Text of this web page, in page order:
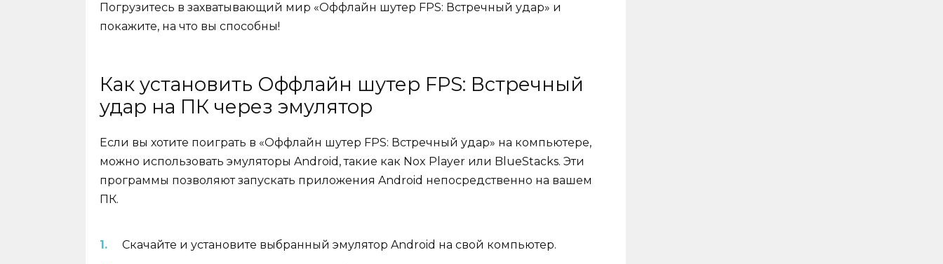
Погрузитесь в захватывающий мир «Оффлайн шутер FPS: Встречный удар» и
покажите, на что вы способны!
Как установить Оффлайн шутер FPS: Встречный
удар на ПК через эмулятор
Если вы хотите поиграть в «Оффлайн шутер FPS: Встречный удар» на компьютере,
можно использовать эмуляторы Android, такие как Nox Player или BlueStacks. Эти
программы позволяют запускать приложения Android непосредственно на вашем
ПК.
Скачайте и установите выбранный эмулятор Android на свой компьютер.